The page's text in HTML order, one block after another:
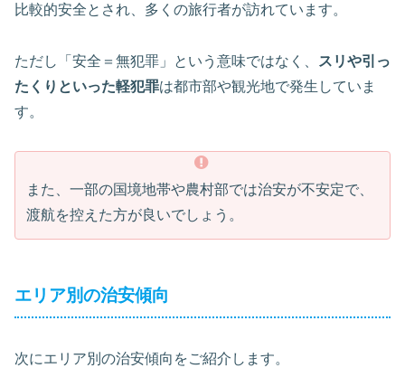
比較的安全とされ、多くの旅行者が訪れています。
ただし「安全＝無犯罪」という意味ではなく、
スリや引っ
たくりといった軽犯罪は都市部や観光地で発生していま
す。
また、一部の国境地帯や農村部では治安が不安定で、
渡航を控えた方が良いでしょう。
エリア別の治安傾向
次にエリア別の治安傾向をご紹介します。